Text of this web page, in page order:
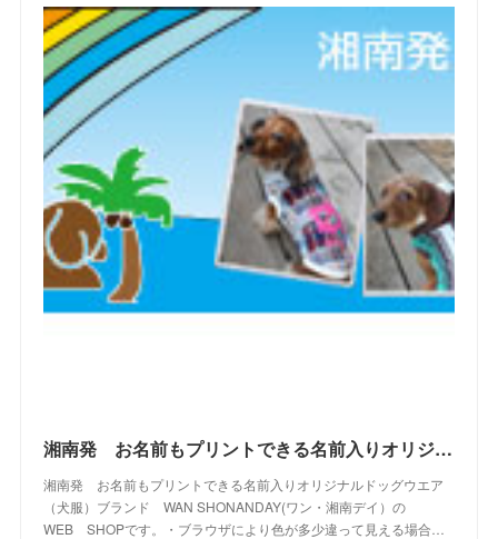
(7)
(2)
(4)
4)
(13)
(9)
(10 )
)
(11
(15)
10)
(16)
13)
(17)
(19)
22)
(28)
(21)
23)
)
(2) 湘南発 お名前もプリントできる名前入りオリジナルドッグウエアブランド WAN SHONANDAY(ワン・湘南デイ）の WEB SHOPです
湘南発 お名前もプリントできる名前入りオリジナルドッグウエア
（犬服）ブランド WAN SHONANDAY(ワン・湘南デイ）の
WEB SHOPです。・ブラウザにより色が多少違って見える場合…